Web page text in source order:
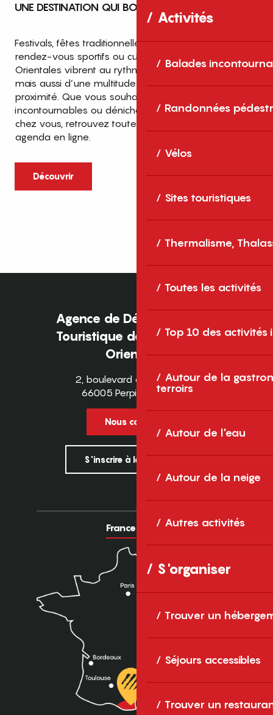
Activités
Balades
Randonnées
Vélos
Sites touristiques
Thermalisme,
Toutes les activités
Top 10 des activités
Autour de la
terroirs
Autour de l'eau
Autour de la neige
Autres activités
S'organiser
Trouver un
Séjours accessibles
Trouver un
UNE DESTINATION QUI BOUGE TOUTE L’ANNÉE
Festivals, fêtes traditionnelles, concerts, expositions,
rendez-vous sportifs ou culturels… les Pyrénées-
Orientales vibrent au rythme de grands temps forts
mais aussi d’une multitude d’événements de
proximité. Que vous souhaitiez vivre les
incontournables ou dénicher des sorties près de
chez vous, retrouvez toutes les infos dans notre
agenda en ligne.
Découvrir
Top des événements et sorties
en famille
cet été dans les Pyrénées-Orientales
Entre mer Méditerranée, villages de
caractère et grands espaces naturels, les
Pyrénées-Orientales sont une destination
idéale pour partager des moments en
famille tout au long...
Agence de Développement
Touristique des Pyrénées-
Orientales
2, boulevard des Pyrénées
66005 Perpignan Cedex
Nous contacter
S'inscrire à la newsletter
France Europe